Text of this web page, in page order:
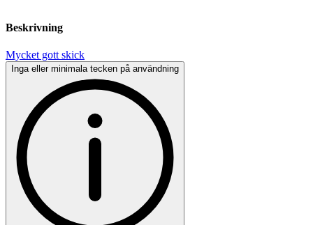
Beskrivning
Mycket gott skick
Inga eller minimala tecken på användning